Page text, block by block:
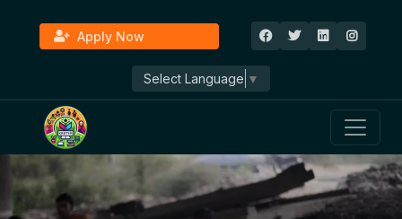
Apply Now
Select Language ▼